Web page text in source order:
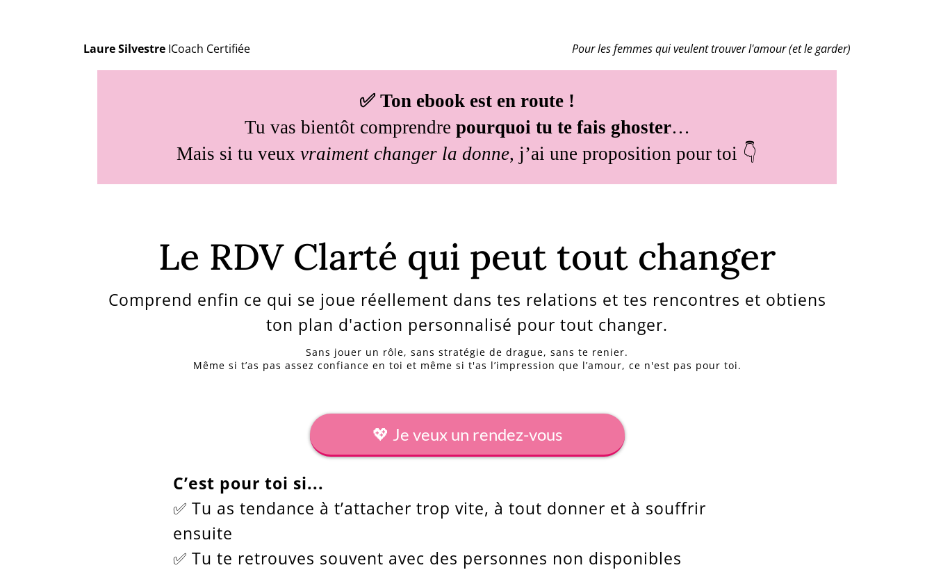
Laure Silvestre ICoach Certifiée Pour les femmes qui veulent trouver l'amour (et le garder)
✅ Ton ebook est en route !
Tu vas bientôt comprendre pourquoi tu te fais ghoster…
Mais si tu veux vraiment changer la donne, j’ai une proposition pour toi 👇
Le RDV Clarté qui peut tout changer
Comprend enfin ce qui se joue réellement dans tes relations et tes rencontres et obtiens
ton plan d'action personnalisé pour tout changer.
Sans jouer un rôle, sans stratégie de drague, sans te renier.
Même si t’as pas assez confiance en toi et même si t'as l’impression que l’amour, ce n'est pas pour toi.
💖 Je veux un rendez-vous
C’est pour toi si...
✅ Tu as tendance à t’attacher trop vite, à tout donner et à souffrir
ensuite
✅ Tu te retrouves souvent avec des personnes non disponibles